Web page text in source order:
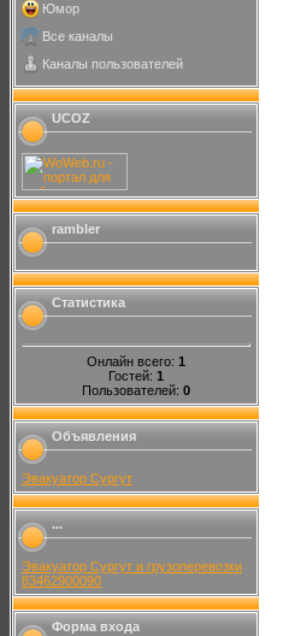
Юмор
Все каналы
Каналы пользователей
UCOZ
rambler
Статистика
Онлайн всего: 1
Гостей: 1
Пользователей: 0
Объявления
Эвакуатор Сургут
...
Эвакуатор Сургут и грузоперевозки
83462900090
Форма входа